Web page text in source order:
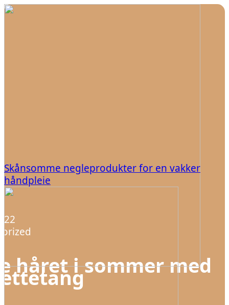
Skånsomme negleprodukter for en vakker
håndpleie
håret i sommer med